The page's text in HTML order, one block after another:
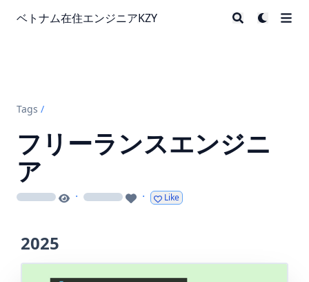
ベトナム在住エンジニアKZY
Tags /
フリーランスエンジニ
ア
loading · loading · Like
2025